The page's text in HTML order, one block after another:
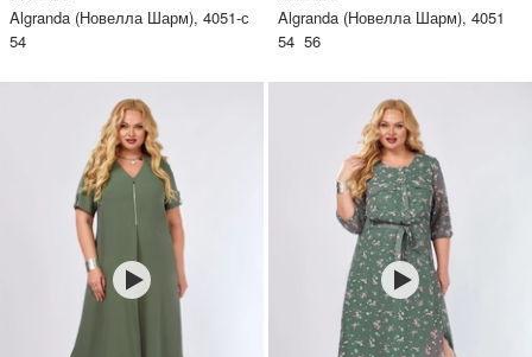
Algranda (Новелла Шарм), 4051-с
54
Algranda (Новелла Шарм), 4051
54 56